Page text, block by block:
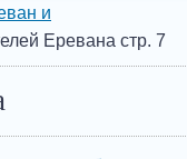
и
Еревана стр. 7